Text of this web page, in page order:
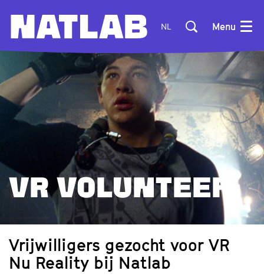
NL Menu
VR VOLUNTEER
Vrijwilligers gezocht voor VR
Nu Reality bij Natlab